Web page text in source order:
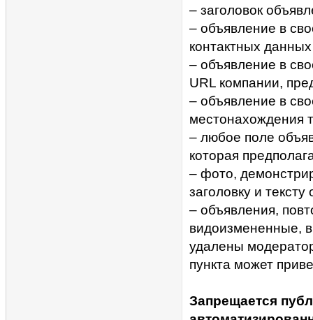
– заголовок
– объявление в
контактных
– объявление в
URL компании,
– объявление в
местонахождения
– любое поле
которая
– фото,
заголовку и
– объявления,
видоизмененные,
удалены
пункта может
Запрещается